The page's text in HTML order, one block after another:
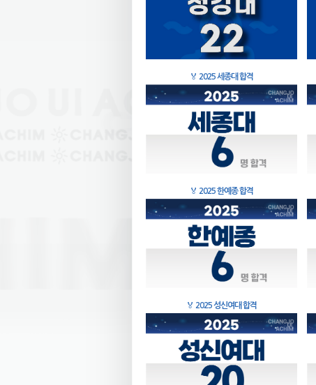
🏅 2025 세종대 합격
🏅 2025 한예종 합격
🏅 2025 성신여대 합격